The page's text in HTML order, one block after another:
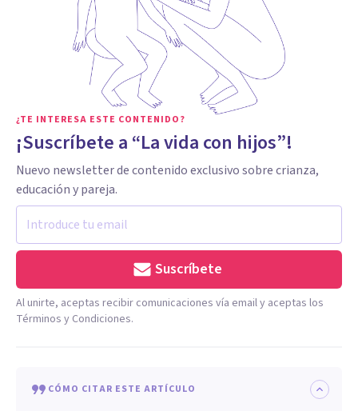
¿TE INTERESA ESTE CONTENIDO?
¡Suscríbete a “La vida con hijos”!
Nuevo newsletter de contenido exclusivo sobre crianza,
educación y pareja.
Suscríbete
Al unirte, aceptas recibir comunicaciones vía email y aceptas los
Términos y Condiciones.
CÓMO CITAR ESTE ARTÍCULO